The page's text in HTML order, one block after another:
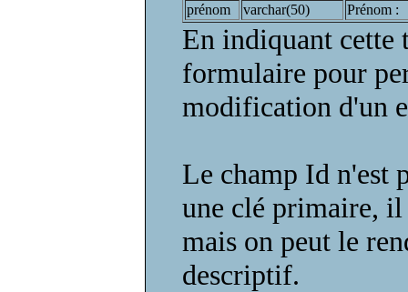
prénom
varchar(50) Prénom :
En indiquant cette
formulaire pour
modification d'un
Le champ Id n'est
une clé primaire,
mais on peut le
descriptif.